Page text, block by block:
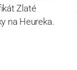
Zlaté
na Heureka.